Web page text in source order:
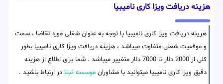
هزینه دریافت ویزا کاری نامیبیا
هرینه دریافت ویزا کاری نامیبیا با توجه به عنوان شغلی مورد تقاضا ، سمت
و موقعیت شعلی متفاوت میباشد ، هزینه دریافت ویزا کاری نامیبیا بطور
کلی از 2000 دلار تا 7000 دلار متغییر میباشد . شما برای اطلاع از هزینه
دقیق ویزا کاری نامیبیا میتوانید با مشاوران موسسه ثبتا در ارتباط باشید .